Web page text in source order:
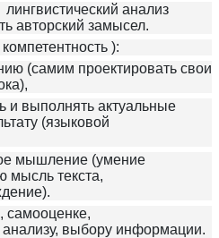
анализ
авторский замысел.
):
(самим проектировать свои
и выполнять актуальные
(языковой
мышление (умение
мысль текста,
самооценке,
анализу, выбору информации.